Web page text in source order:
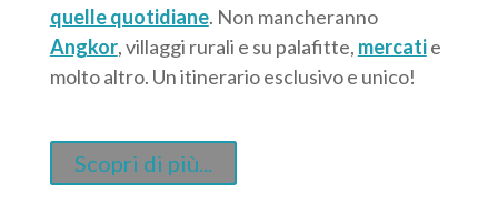
quelle quotidiane. Non mancheranno
Angkor, villaggi rurali e su palafitte, mercatie
molto altro. Un itinerario esclusivo e unico!
Scopri di più...